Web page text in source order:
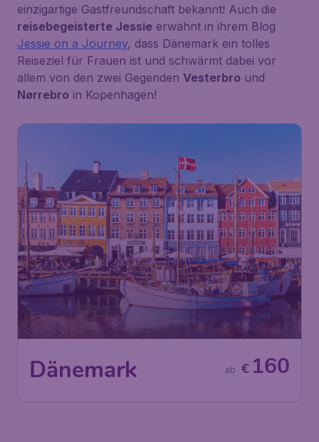
einzigartige Gastfreundschaft bekannt! Auch die
reisebegeisterte Jessie erwähnt in ihrem Blog
Jessie on a Journey, dass Dänemark ein tolles
Reiseziel für Frauen ist und schwärmt dabei vor
allem von den zwei Gegenden Vesterbro und
Nørrebro in Kopenhagen!
Dänemark € 160
ab